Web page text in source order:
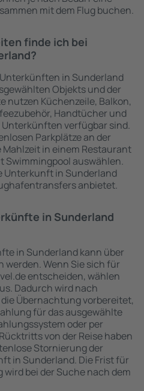
mit dem Flug buchen.
finde ich bei
in Sunderland
Objekts und der
nutzen Küchenzeile, Balkon,
Handtücher und
verfügbar sind.
Parkplätze an der
in einem Restaurant
Swimmingpool auswählen.
Unterkunft in Sunderland
anbietet.
in Sunderland
in Sunderland kann über
werden. Wenn Sie sich für
entscheiden, wählen
Dadurch wird nach
Übernachtung vorbereitet,
für das ausgewählte
oder per
von der Reise haben
Stornierung der
in Sunderland. Die Frist für
bei der Suche nach dem